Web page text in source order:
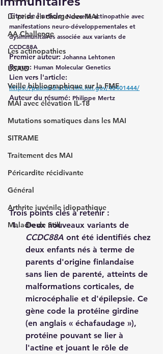
La prise en charge des MAI
AA Challenge
Les actinopathies
USAID
Veille bibliographique sur la FMF
MAI avec élévation IL-18
Mutations somatiques dans les MAI
SITRAME
Traitement des MAI
Péricardite récidivante
Général
Arthrite juvénile idiopathique
Maladie de Still
Titre de l'article: Nouvelle actinopathie avec
manifestations neuro-développementales et
dysimmunitaires associée aux variants de
CCDC88A
Premier auteur: Johanna Lehtonen
Revue: Human Molecular Genetics
Lien vers l'article:
https://pubmed.ncbi.nlm.nih.gov/40401444/
Auteur du résumé: Philippe Mertz
Trois points clés à retenir :
Deux nouveaux variants de
CCDC88A ont été identifiés chez
deux enfants nés à terme de
parents d'origine finlandaise
sans lien de parenté, atteints de
malformations corticales, de
microcéphalie et d'épilepsie. Ce
gène code la protéine girdine
(en anglais « échafaudage »),
protéine pouvant se lier à
l'actine et jouant le rôle de